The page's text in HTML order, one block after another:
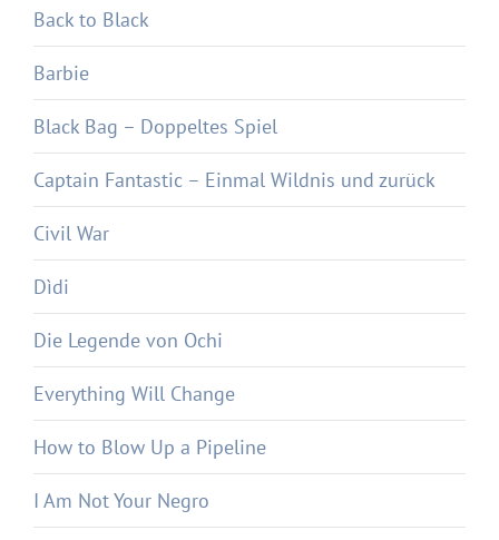
Back to Black
Barbie
Black Bag – Doppeltes Spiel
Captain Fantastic – Einmal Wildnis und zurück
Civil War
Dìdi
Die Legende von Ochi
Everything Will Change
How to Blow Up a Pipeline
I Am Not Your Negro